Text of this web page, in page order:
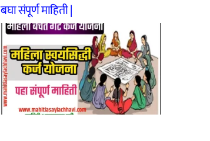
बघा संपूर्ण माहिती |